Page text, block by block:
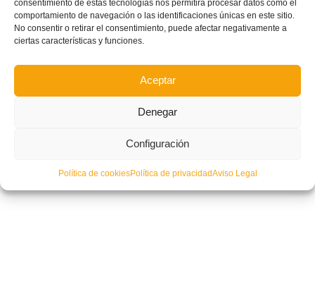
consentimiento de estas tecnologías nos permitirá procesar datos como el
comportamiento de navegación o las identificaciones únicas en este sitio.
No consentir o retirar el consentimiento, puede afectar negativamente a
ciertas características y funciones.
Aceptar
Denegar
Configuración
Política de cookiesPolítica de privacidadAviso Legal